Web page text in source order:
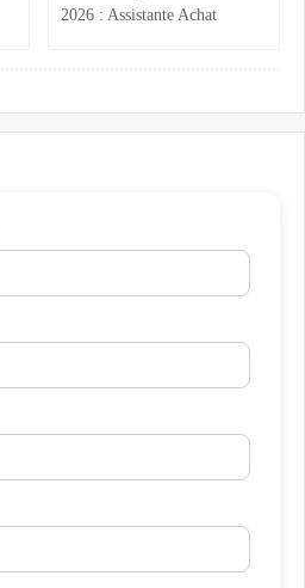
2026 : Assistante Achat
Qualité Tanger – Postulez